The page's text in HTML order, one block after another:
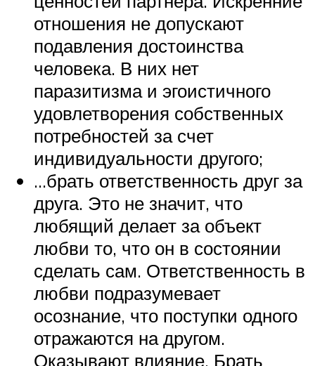
отношения не допускают
подавления достоинства
человека. В них нет
паразитизма и эгоистичного
удовлетворения собственных
потребностей за счет
индивидуальности другого;
…брать ответственность друг за
друга. Это не значит, что
любящий делает за объект
любви то, что он в состоянии
сделать сам. Ответственность в
любви подразумевает
осознание, что поступки одного
отражаются на другом.
Оказывают влияние. Брать